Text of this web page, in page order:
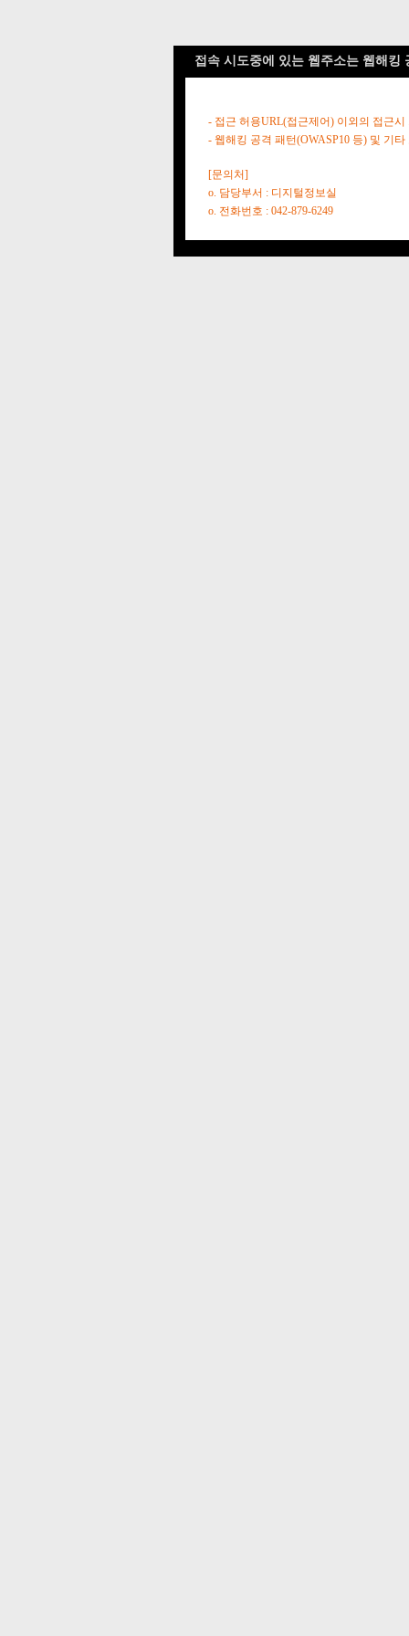
접속 시도중에 있는 웹주소는 웹해킹
- 접근 허용URL(접근제어) 이외의 접근시
- 웹해킹 공격 패턴(OWASP10 등) 및 기
[문의처]
o. 담당부서 : 디지털정보실
o. 전화번호 : 042-879-6249